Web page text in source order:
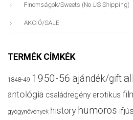
Finomságok/sweets (no US Shipping)
AKCIÓ/SALE
TERMÉK CÍMKÉK
1848-49 1950-56 ajándék/gift
antológia családregény erotikus
gyógynövények history humoros